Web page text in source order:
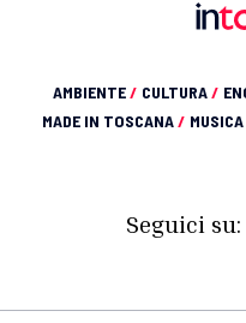
AMBIENTE/ CULTURA/
MADE IN TOSCANA/ MUSICA
Seguici su: